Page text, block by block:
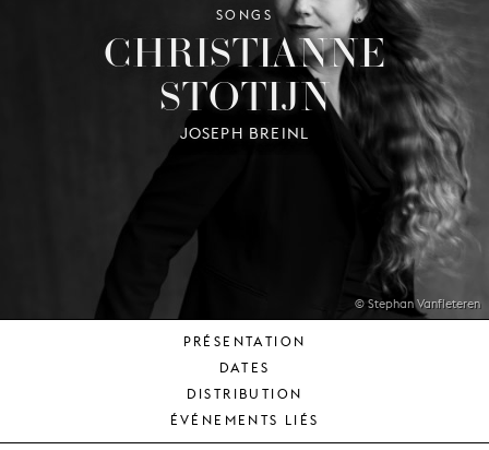
MAGAZINE
TICKETS &
ABONNEMENTS
VOTRE
SOUTENIR
© Stephan Vanfleteren
SONGS
CHRISTIANNE
STOTIJN
JOSEPH BREINL
PRÉSENTATION
DATES
DISTRIBUTION
ÉVÉNEMENTS LIÉS